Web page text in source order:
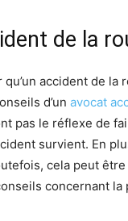
de la
qu’un accident de
d’un avocat
pas le réflexe de
survient. En
cela peut
concernant la